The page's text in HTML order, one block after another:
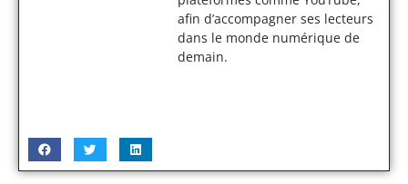
afin d’accompagner ses lecteurs
dans le monde numérique de
demain.